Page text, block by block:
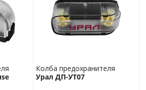
Колба предохранителя
Урал ДП-УТ07